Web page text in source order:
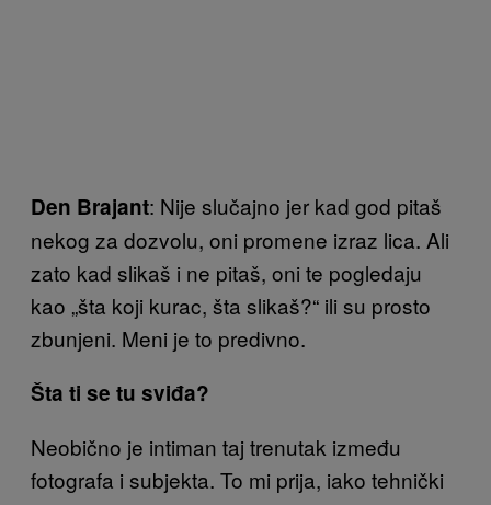
Den Brajant: Nije slučajno jer kad god pitaš
nekog za dozvolu, oni promene izraz lica. Ali
zato kad slikaš i ne pitaš, oni te pogledaju
kao „šta koji kurac, šta slikaš?“ ili su prosto
zbunjeni. Meni je to predivno.
Šta ti se tu sviđa?
Neobično je intiman taj trenutak između
fotografa i subjekta. To mi prija, iako tehnički